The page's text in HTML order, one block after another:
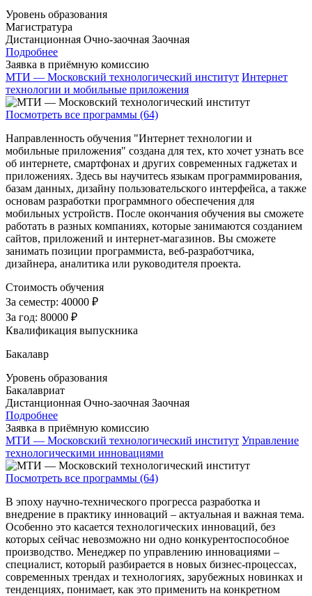
Уровень образования
Магистратура
Дистанционная Очно-заочная Заочная
Подробнее
Заявка в приёмную комиссию
МТИ — Московский технологический институт Интернет
технологии и мобильные приложения
Посмотреть все программы (64)
Направленность обучения "Интернет технологии и
мобильные приложения" создана для тех, кто хочет узнать все
об интернете, смартфонах и других современных гаджетах и
приложениях. Здесь вы научитесь языкам программирования,
базам данных, дизайну пользовательского интерфейса, а также
основам разработки программного обеспечения для
мобильных устройств. После окончания обучения вы сможете
работать в разных компаниях, которые занимаются созданием
сайтов, приложений и интернет-магазинов. Вы сможете
занимать позиции программиста, веб-разработчика,
дизайнера, аналитика или руководителя проекта.
Стоимость обучения
За семестр: 40000 ₽
За год: 80000 ₽
Квалификация выпускника
Бакалавр
Уровень образования
Бакалавриат
Дистанционная Очно-заочная Заочная
Подробнее
Заявка в приёмную комиссию
МТИ — Московский технологический институт Управление
технологическими инновациями
Посмотреть все программы (64)
В эпоху научно-технического прогресса разработка и
внедрение в практику инноваций – актуальная и важная тема.
Особенно это касается технологических инноваций, без
которых сейчас невозможно ни одно конкурентоспособное
производство. Менеджер по управлению инновациями –
специалист, который разбирается в новых бизнес-процессах,
современных трендах и технологиях, зарубежных новинках и
тенденциях, понимает, как это применить на конкретном